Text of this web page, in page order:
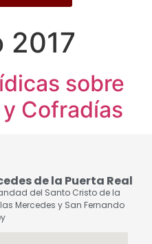
2017
sobre
Cofradías
de la Puerta Real
del Santo Cristo de la
Mercedes y San Fernando